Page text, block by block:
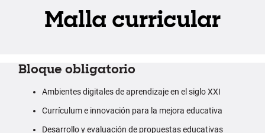
Malla curricular
Bloque obligatorio
Ambientes digitales de aprendizaje en el siglo XXI
Currículum e innovación para la mejora educativa
Desarrollo y evaluación de propuestas educativas